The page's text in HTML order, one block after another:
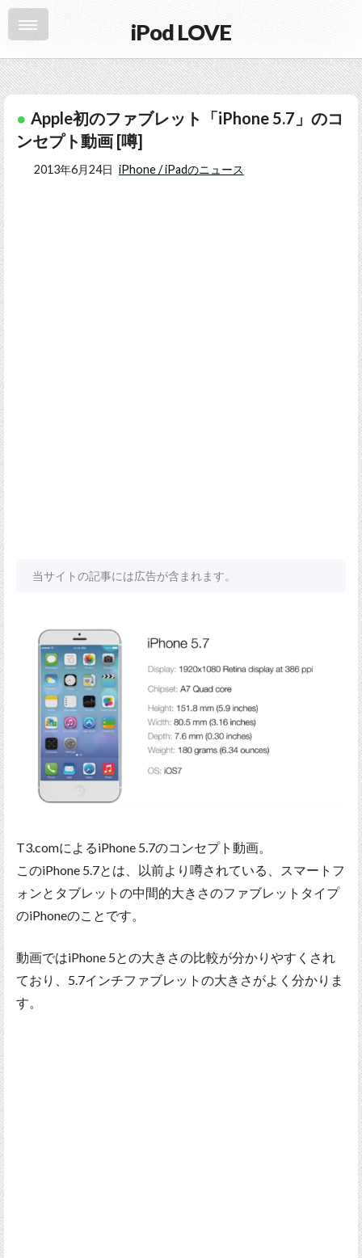
iPod LOVE
Apple初のファブレット「iPhone 5.7」のコ
ンセプト動画 [噂]
2013年6月24日 iPhone / iPadのニュース
当サイトの記事には広告が含まれます。
T3.comによるiPhone 5.7のコンセプト動画。
このiPhone 5.7とは、以前より噂されている、スマートフ
ォンとタブレットの中間的大きさのファブレットタイプ
のiPhoneのことです。
動画ではiPhone 5との大きさの比較が分かりやすくされ
ており、5.7インチファブレットの大きさがよく分かりま
す。